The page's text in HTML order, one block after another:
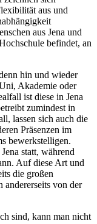
aus und
aus Jena und
befindet, an
hin und wieder
Akademie oder
ist diese in Jena
zumindest in
lassen sich auch die
Präsenzen im
bewerkstelligen.
statt, während
Auf diese Art und
die großen
andererseits von der
sind, kann man nicht